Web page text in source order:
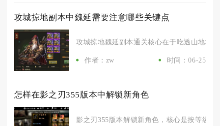
攻城掠地副本中魏延需要注意哪些关键点
攻城掠地魏延副本通关核心在于吃透山地地
作者：zw 时间：06-25
怎样在影之刃355版本中解锁新角色
影之刃355版本解锁新角色，核心是按等级